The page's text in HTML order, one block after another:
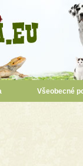
Všeobecné